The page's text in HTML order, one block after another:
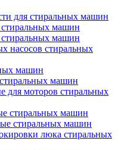
для стиральных машин
машин
машин
насосов стиральных
машин
машин
для моторов стиральных
стиральных машин
стиральных машин
люка стиральных